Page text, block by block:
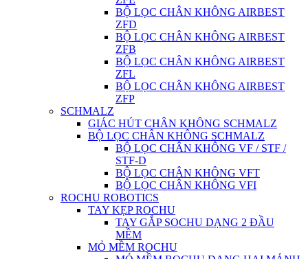
BỘ LỌC CHÂN KHÔNG AIRBEST
ZFD
BỘ LỌC CHÂN KHÔNG AIRBEST
ZFB
BỘ LỌC CHÂN KHÔNG AIRBEST
ZFL
BỘ LỌC CHÂN KHÔNG AIRBEST
ZFP
SCHMALZ
GIÁC HÚT CHÂN KHÔNG SCHMALZ
BỘ LỌC CHÂN KHÔNG SCHMALZ
BỘ LỌC CHÂN KHÔNG VF / STF /
STF-D
BỘ LỌC CHÂN KHÔNG VFT
BỘ LỌC CHÂN KHÔNG VFI
ROCHU ROBOTICS
TAY KẸP ROCHU
TAY GẮP SOCHU DẠNG 2 ĐẦU
MỀM
MỎ MỀM ROCHU